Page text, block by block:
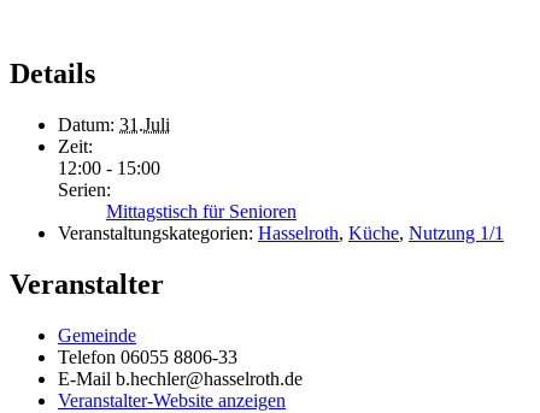
Details
Datum: 31.Juli
Zeit:
12:00 - 15:00
Serien:
Mittagstisch für Senioren
Veranstaltungskategorien: Hasselroth, Küche, Nutzung 1/1
Veranstalter
Gemeinde
Telefon 06055 8806-33
E-Mail b.hechler@hasselroth.de
Veranstalter-Website anzeigen